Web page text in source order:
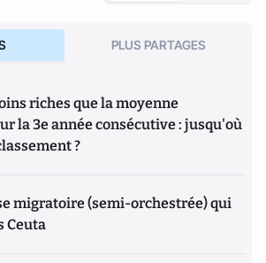
PLUS PARTAGES
riches que la moyenne
la 3e année consécutive : jusqu'où
?
migratoire (semi-orchestrée) qui
Ceuta